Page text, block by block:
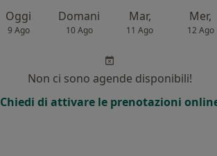
Oggi
9 Ago
Domani
10 Ago
Mar,
11 Ago
Mer,
12 Ago
Non ci sono agende disponibili!
Chiedi di attivare le prenotazioni